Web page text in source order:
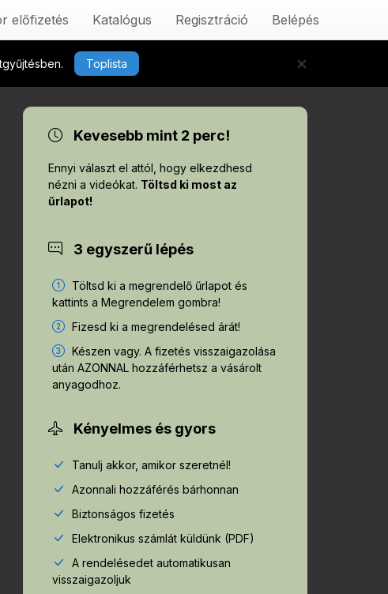
előfizetés Katalógus Regisztráció Belépés
Toplista ×
Kevesebb mint 2 perc!
Ennyi választ el attól, hogy elkezdhesd
nézni a videókat. Töltsd ki most az
űrlapot!
3 egyszerű lépés
Töltsd ki a megrendelő űrlapot és
kattints a Megrendelem gombra!
Fizesd ki a megrendelésed árát!
Készen vagy. A fizetés visszaigazolása
után AZONNAL hozzáférhetsz a vásárolt
anyagodhoz.
Kényelmes és gyors
Tanulj akkor, amikor szeretnél!
Azonnali hozzáférés bárhonnan
Biztonságos fizetés
Elektronikus számlát küldünk (PDF)
A rendelésedet automatikusan
visszaigazoljuk